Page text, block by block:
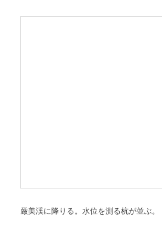
厳美渓に降りる。水位を測る杭が並ぶ。